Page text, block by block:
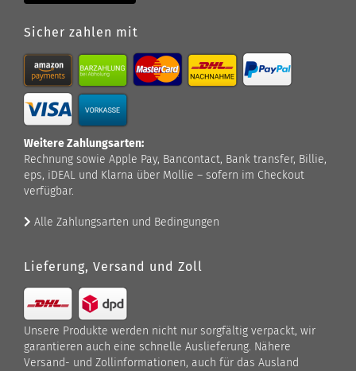
Sicher zahlen mit
Weitere Zahlungsarten:
Rechnung sowie Apple Pay, Bancontact, Bank transfer, Billie,
eps, iDEAL und Klarna über Mollie – sofern im Checkout
verfügbar.
Alle Zahlungsarten und Bedingungen
Lieferung, Versand und Zoll
Unsere Produkte werden nicht nur sorgfältig verpackt, wir
garantieren auch eine schnelle Auslieferung. Nähere
Versand- und Zollinformationen, auch für das Ausland